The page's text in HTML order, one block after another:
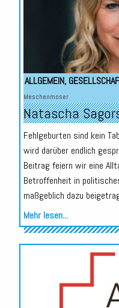
ALLGEMEIN,
Meschenmoser
Natascha
Fehlgeburten sind kein
wird darüber endlich
Beitrag feiern wir eine
Betroffenheit in
maßgeblich dazu
Mehr lesen...